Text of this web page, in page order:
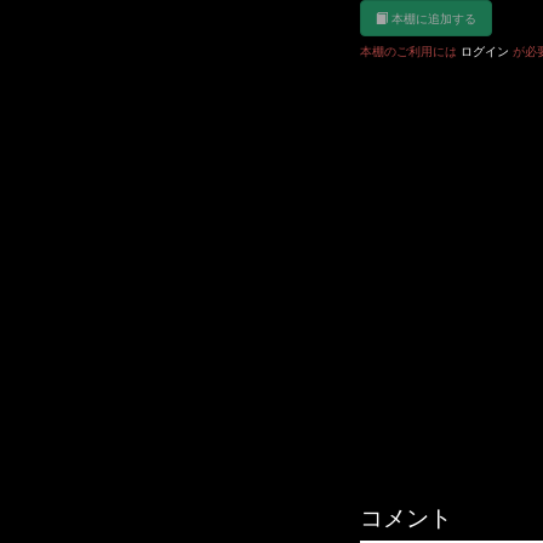
本棚に追加する
本棚のご利用には ログイン が必
コメント